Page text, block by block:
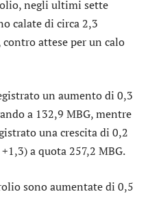
negli ultimi sette
calate di circa 2,3
attese per un calo
un aumento di 0,3
a 132,9 MBG, mentre
una crescita di 0,2
a quota 257,2 MBG.
sono aumentate di 0,5